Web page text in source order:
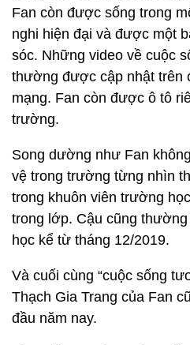
Fan còn được sống trong
nghi hiện đại và được một
sóc. Những video về cuộc
thường được cập nhật trên
mạng. Fan còn được ô tô
trường.
Song dường như Fan
vệ trong trường từng nhìn
trong khuôn viên trường
trong lớp. Cậu cũng
học kể từ tháng 12/2019.
Và cuối cùng “cuộc sống
Thạch Gia Trang của Fan
đầu năm nay.